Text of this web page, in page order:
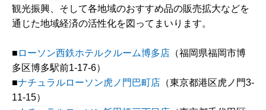
観光振興、そして各地域のおすすめ品の販売拡大などを
通じた地域経済の活性化を図ってまいります。
■ ローソン西鉄ホテルクルーム博多店 （福岡県福岡市博
多区博多駅前1-17-6）
■ナチュラルローソン虎ノ門巴町店 （東京都港区虎ノ門3-
11-15）